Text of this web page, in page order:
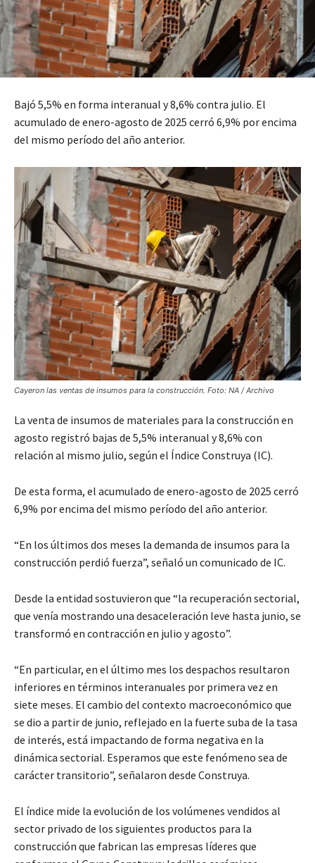
Bajó 5,5% en forma interanual y 8,6% contra julio. El
acumulado de enero-agosto de 2025 cerró 6,9% por encima
del mismo período del año anterior.
Cayeron las ventas de insumos para la construcción. Foto: NA / Archivo
La venta de insumos de materiales para la construcción en
agosto registró bajas de 5,5% interanual y 8,6% con
relación al mismo julio, según el Índice Construya (IC).
De esta forma, el acumulado de enero-agosto de 2025 cerró
6,9% por encima del mismo período del año anterior.
“En los últimos dos meses la demanda de insumos para la
construcción perdió fuerza”, señaló un comunicado de IC.
Desde la entidad sostuvieron que “la recuperación sectorial,
que venía mostrando una desaceleración leve hasta junio, se
transformó en contracción en julio y agosto”.
“En particular, en el último mes los despachos resultaron
inferiores en términos interanuales por primera vez en
siete meses. El cambio del contexto macroeconómico que
se dio a partir de junio, reflejado en la fuerte suba de la tasa
de interés, está impactando de forma negativa en la
dinámica sectorial. Esperamos que este fenómeno sea de
carácter transitorio”, señalaron desde Construya.
El índice mide la evolución de los volúmenes vendidos al
sector privado de los siguientes productos para la
construcción que fabrican las empresas líderes que